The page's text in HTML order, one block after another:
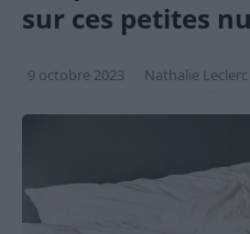
sur ces petites
9 octobre 2023 Nathalie Leclerc